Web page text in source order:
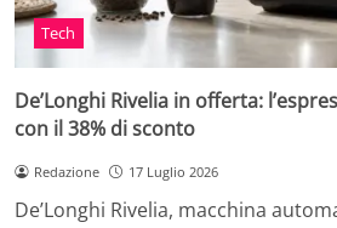
Tech
De’Longhi Rivelia in offerta:
con il 38% di sconto
Redazione 17 Luglio 2026
De’Longhi Rivelia, macchina